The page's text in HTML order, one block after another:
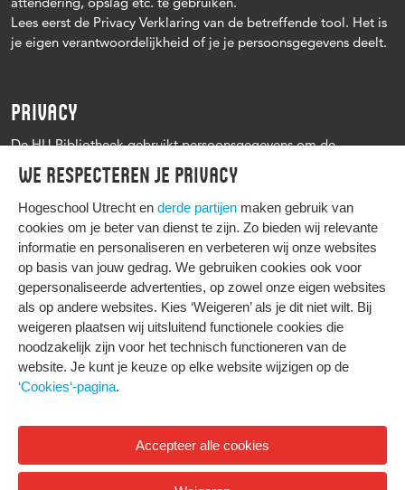
We respecteren je privacy
Hogeschool Utrecht en derde partijen maken gebruik van
cookies om je beter van dienst te zijn. Zo bieden wij relevante
informatie en personaliseren en verbeteren wij onze websites
op basis van jouw gedrag. We gebruiken cookies ook voor
gepersonaliseerde advertenties, op zowel onze eigen websites
als op andere websites. Kies ‘Weigeren’ als je dit niet wilt. Bij
weigeren plaatsen wij uitsluitend functionele cookies die
noodzakelijk zijn voor het technisch functioneren van de
website. Je kunt je keuze op elke website wijzigen op de
‘Cookies‘-pagina.
Accepteer alle cookies
Lees eerst de Privacy Verklaring van de betreffende tool. Het is
je eigen verantwoordelijkheid of je je persoonsgegevens deelt.
PRIVACY
De HU Bibliotheek gebruikt persoonsgegevens om de
leenprocedure te kunnen uitvoeren, onder andere voor het
versturen van herinneringen en informatie over reserveringen.
Zie verder het Privacy statement Hogeschool Utrecht
HIER KOMT ALLES SAMEN
Privacy
Cookies